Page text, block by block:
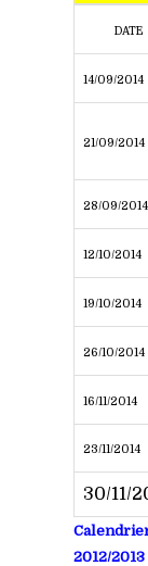
DATE
14/09/2014
21/09/2014
28/09/2014
12/10/2014
19/10/2014
26/10/2014
16/11/2014
23/11/2014
30/11/
2012/2013